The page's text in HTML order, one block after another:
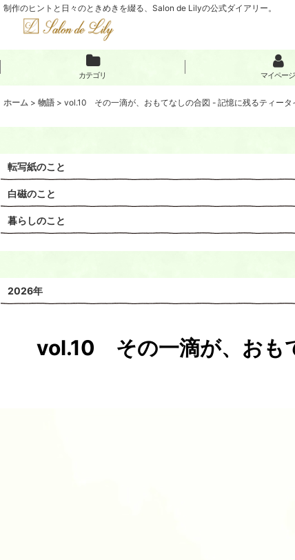
制作のヒントと日々のときめきを綴る、Salon de Lilyの公式ダイアリー。
カテゴリ マイページ
ホーム > 物語 > vol.10 その一滴が、おもてなしの合図 - 記憶に残るティータ
vol.10 その一滴が、おも
転写紙のこと
白磁のこと
暮らしのこと
2026年